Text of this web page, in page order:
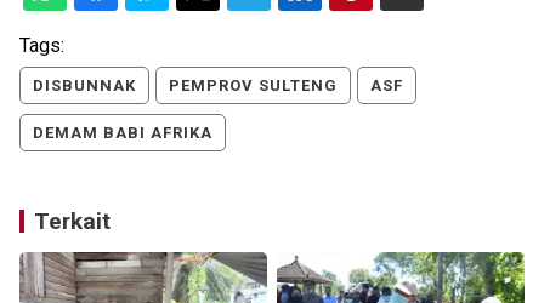
Tags:
DISBUNNAK PEMPROV SULTENG ASF
DEMAM BABI AFRIKA
Terkait